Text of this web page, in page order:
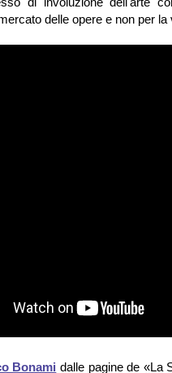
delle opere e non per
Bonami dalle pagine de «La